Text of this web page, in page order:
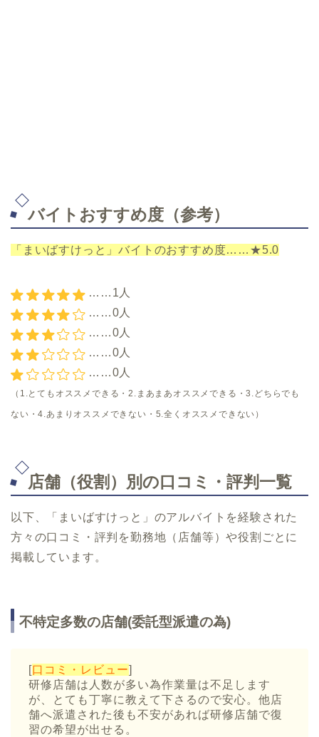
バイトおすすめ度（参考）
「まいばすけっと」バイトのおすすめ度……★5.0
……1人
……0人
……0人
……0人
……0人
（1.とてもオススメできる・2.まあまあオススメできる・3.どちらでも
ない・4.あまりオススメできない・5.全くオススメできない）
店舗（役割）別の口コミ・評判一覧
以下、「まいばすけっと」のアルバイトを経験された
方々の口コミ・評判を勤務地（店舗等）や役割ごとに
掲載しています。
不特定多数の店舗(委託型派遣の為)
[口コミ・レビュー]
研修店舗は人数が多い為作業量は不足します
が、とても丁寧に教えて下さるので安心。他店
舗へ派遣された後も不安があれば研修店舗で復
習の希望が出せる。